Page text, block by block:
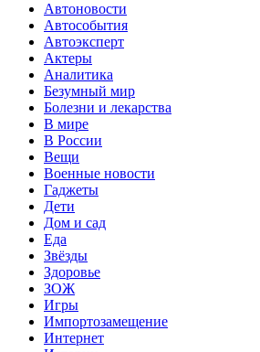
Автоновости
Автособытия
Автоэксперт
Актеры
Аналитика
Безумный мир
Болезни и лекарства
В мире
В России
Вещи
Военные новости
Гаджеты
Дети
Дом и сад
Еда
Звёзды
Здоровье
ЗОЖ
Игры
Импортозамещение
Интернет